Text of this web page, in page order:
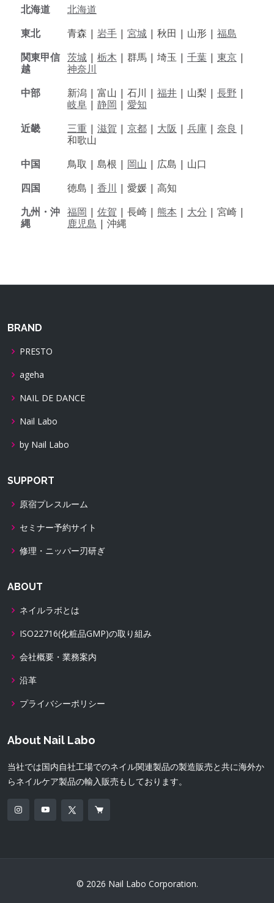
北海道
北海道
東北
青森 | 岩手 | 宮城 | 秋田 | 山形 | 福島
関東甲信
越
茨城 | 栃木 | 群馬 | 埼玉 | 千葉 | 東京 |
神奈川
中部
新潟 | 富山 | 石川 | 福井 | 山梨 | 長野 |
岐阜 | 静岡 | 愛知
近畿
三重 | 滋賀 | 京都 | 大阪 | 兵庫 | 奈良 |
和歌山
中国
鳥取 | 島根 | 岡山 | 広島 | 山口
四国
徳島 | 香川 | 愛媛 | 高知
九州・沖
縄
福岡 | 佐賀 | 長崎 | 熊本 | 大分 | 宮崎 |
鹿児島 | 沖縄
BRAND
PRESTO
ageha
NAIL DE DANCE
Nail Labo
by Nail Labo
SUPPORT
原宿プレスルーム
セミナー予約サイト
修理・ニッパー刃研ぎ
ABOUT
ネイルラボとは
ISO22716(化粧品GMP)の取り組み
会社概要・業務案内
沿革
プライバシーポリシー
About Nail Labo
当社では国内自社工場でのネイル関連製品の製造販売と共に海外か
らネイルケア製品の輸入販売もしております。
© 2026 Nail Labo Corporation.